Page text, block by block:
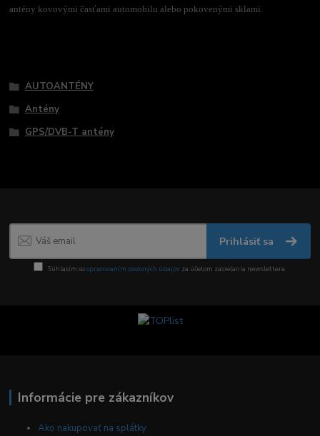
antény kovovými časťami automobilu alebo pokovenými sklami.
AUTOANTÉNY
Antény
GPS/DVB-T antény
Prihlásiť sa
Súhlasím sospracovaním osobných údajov za účelom zasielania newslettera.
Informácie pre zákazníkov
Ako nakupovať na splátky